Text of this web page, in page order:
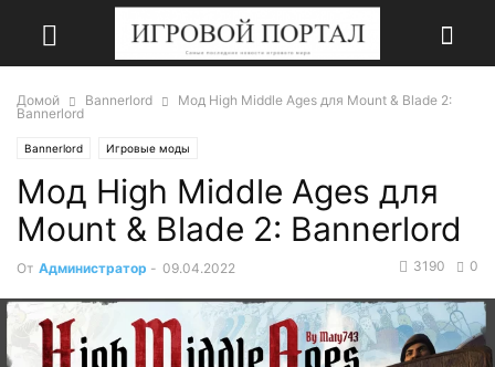
Домой Bannerlord
Мод High Middle Ages для Mount & Blade 2:
Bannerlord
Bannerlord Игровые моды
Мод High Middle Ages для
Mount & Blade 2: Bannerlord
От Администратор - 09.04.2022 0
3190